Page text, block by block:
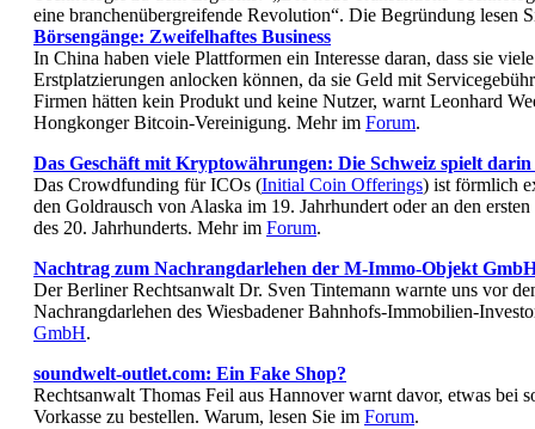
eine branchenübergreifende Revolution“. Die Begründung lesen
Börsengänge: Zweifelhaftes Business
In China haben viele Plattformen ein Interesse daran, dass sie
Erstplatzierungen anlocken können, da sie Geld mit
Firmen hätten kein Produkt und keine Nutzer, warnt Leonhard
Hongkonger Bitcoin-Vereinigung. Mehr im Forum.
Das Geschäft mit Kryptowährungen: Die Schweiz spielt darin
Das Crowdfunding für ICOs (Initial Coin Offerings) ist förmlich
den Goldrausch von Alaska im 19. Jahrhundert oder an den
des 20. Jahrhunderts. Mehr im Forum.
Nachtrag zum Nachrangdarlehen der M-Immo-Objekt
Der Berliner Rechtsanwalt Dr. Sven Tintemann warnte uns vor
Nachrangdarlehen des Wiesbadener Bahnhofs-Immobilien-
GmbH.
soundwelt-outlet.com: Ein Fake Shop?
Rechtsanwalt Thomas Feil aus Hannover warnt davor, etwas bei
Vorkasse zu bestellen. Warum, lesen Sie im Forum.